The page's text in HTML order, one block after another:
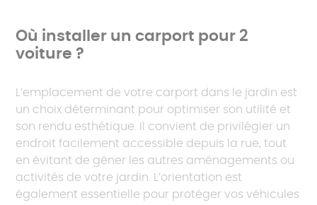
Où installer un carport pour 2
voiture ?
L’emplacement de votre carport dans le jardin est
un choix déterminant pour optimiser son utilité et
son rendu esthétique. Il convient de privilégier un
endroit facilement accessible depuis la rue, tout
en évitant de gêner les autres aménagements ou
activités de votre jardin. L’orientation est
également essentielle pour protéger vos véhicules